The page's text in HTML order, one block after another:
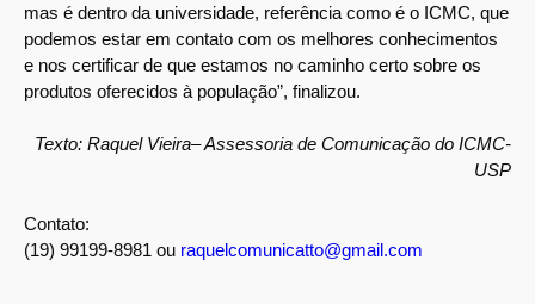
mas é dentro da universidade, referência como é o ICMC, que
podemos estar em contato com os melhores conhecimentos
e nos certificar de que estamos no caminho certo sobre os
produtos oferecidos à população”, finalizou.
Texto: Raquel Vieira– Assessoria de Comunicação do ICMC-
USP
Contato:
(19) 99199-8981 ou raquelcomunicatto@gmail.com